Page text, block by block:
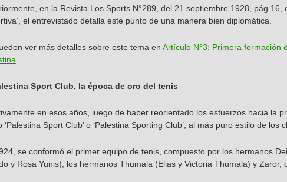
en la Revista Los Sports N°289, del 21 septiembre 1928, pág 16,
el entrevistado detalla este punto de una manera bien diplomática.
ver más detalles sobre este tema en Artículo N°3: Primera formación
Sport Club, la época de oro del tenis
en esos años, luego de haber reorientado los esfuerzos hacia la
‘Palestina Sport Club’ o ‘Palestina Sporting Club’, al más puro estilo de los
se conformó el primer equipo de tenis, compuesto por los hermanos
y Rosa Yunis), los hermanos Thumala (Elias y Victoria Thumala) y Zaror,